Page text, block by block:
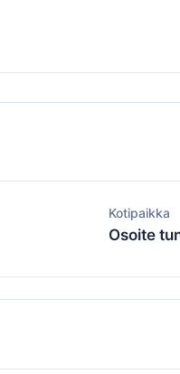
Kotipaikka
Osoite